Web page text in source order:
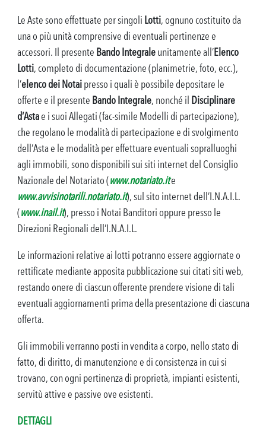
Le Aste sono effettuate per singoli Lotti, ognuno costituito da
una o più unità comprensive di eventuali pertinenze e
accessori. Il presente Bando Integraleunitamente all’Elenco
Lotti, completo di documentazione (planimetrie, foto, ecc.),
l’elenco dei Notaipresso i quali è possibile depositare le
offerte e il presente Bando Integrale, nonché il Disciplinare
d’Astae i suoi Allegati (fac-simile Modelli di partecipazione),
che regolano le modalità di partecipazione e di svolgimento
dell’Asta e le modalità per effettuare eventuali sopralluoghi
agli immobili, sono disponibili sui siti internet del Consiglio
Nazionale del Notariato (www.notariato.ite
www.avvisinotarili.notariato.it), sul sito internet dell’I.N.A.I.L.
(www.inail.it), presso i Notai Banditori oppure presso le
Direzioni Regionali dell’I.N.A.I.L.
Le informazioni relative ai lotti potranno essere aggiornate o
rettificate mediante apposita pubblicazione sui citati siti web,
restando onere di ciascun offerente prendere visione di tali
eventuali aggiornamenti prima della presentazione di ciascuna
offerta.
Gli immobili verranno posti in vendita a corpo, nello stato di
fatto, di diritto, di manutenzione e di consistenza in cui si
trovano, con ogni pertinenza di proprietà, impianti esistenti,
servitù attive e passive ove esistenti.
DETTAGLI